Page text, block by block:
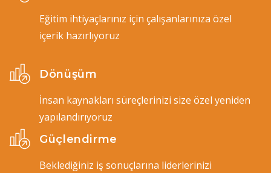
Eğitim ihtiyaçlarınız için çalışanlarınıza özel
içerik hazırlıyoruz
Dönüşüm
İnsan kaynakları süreçlerinizi size özel yeniden
yapılandırıyoruz
Güçlendirme
Beklediğiniz iş sonuçlarına liderlerinizi